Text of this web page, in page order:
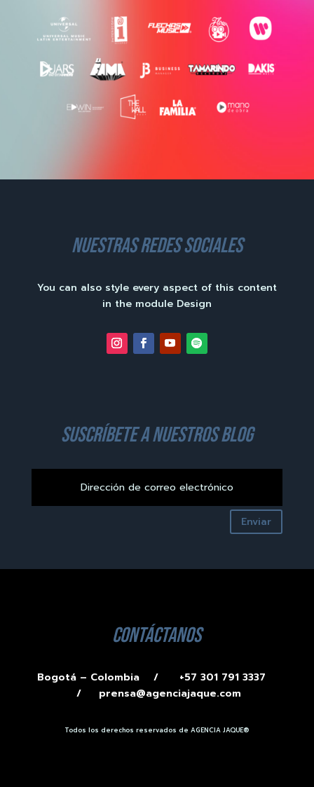
nuestras redes sociales
You can also style every aspect of this content
in the module Design
suscríbete a nuestros blog
Enviar
contáctanos
Bogotá – Colombia /
+57 301 791 3337
/ prensa@agenciajaque.com
Todos los derechos reservados de AGENCIA JAQUE®